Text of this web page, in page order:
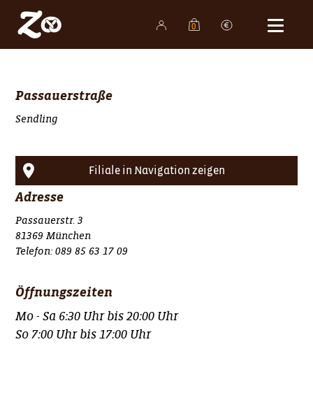
0
Karriere
Aktuelles
Kontakt
Passauerstraße
Sendling
Filiale in Navigation zeigen
Adresse
Passauerstr. 3
81369 München
Telefon:089 85 63 17 09
Öffnungszeiten
Mo - Sa 6:30 Uhr bis 20:00 Uhr
So 7:00 Uhr bis 17:00 Uhr